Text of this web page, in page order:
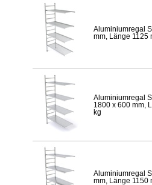
Aluminiumregal
mm, Länge 1125
Aluminiumregal
1800 x 600 mm,
kg
Aluminiumregal
mm, Länge 1150